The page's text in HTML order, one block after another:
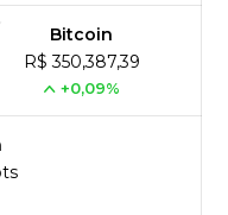
Bitcoin
R$ 350,387,39
+0,09%